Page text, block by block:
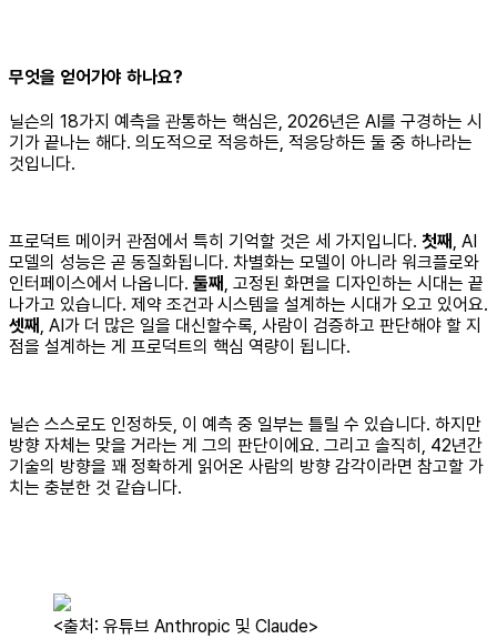
무엇을 얻어가야 하나요?
닐슨의 18가지 예측을 관통하는 핵심은, 2026년은 AI를 구경하는 시
기가 끝나는 해다. 의도적으로 적응하든, 적응당하든 둘 중 하나라는
것입니다.
프로덕트 메이커 관점에서 특히 기억할 것은 세 가지입니다. 첫째 , AI
모델의 성능은 곧 동질화됩니다. 차별화는 모델이 아니라 워크플로와
인터페이스에서 나옵니다. 둘째 , 고정된 화면을 디자인하는 시대는 끝
나가고 있습니다. 제약 조건과 시스템을 설계하는 시대가 오고 있어요.
셋째 , AI가 더 많은 일을 대신할수록, 사람이 검증하고 판단해야 할 지
점을 설계하는 게 프로덕트의 핵심 역량이 됩니다.
닐슨 스스로도 인정하듯, 이 예측 중 일부는 틀릴 수 있습니다. 하지만
방향 자체는 맞을 거라는 게 그의 판단이에요. 그리고 솔직히, 42년간
기술의 방향을 꽤 정확하게 읽어온 사람의 방향 감각이라면 참고할 가
치는 충분한 것 같습니다.
<출처: 유튜브 Anthropic 및 Claude>